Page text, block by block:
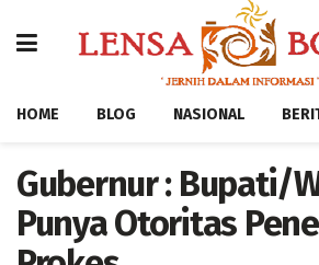
HOME BLOG NASIONAL
Gubernur : Bupati/
Punya Otoritas